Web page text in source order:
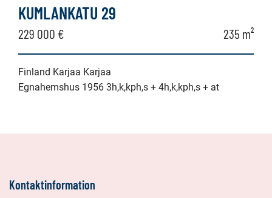
KUMLANKATU 29
229 000 € 235 m²
Finland Karjaa Karjaa
Egnahemshus 1956 3h,k,kph,s + 4h,k,kph,s + at
Kontaktinformation